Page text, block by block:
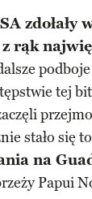
zdołały
rąk
tej
stało się
na
Papui